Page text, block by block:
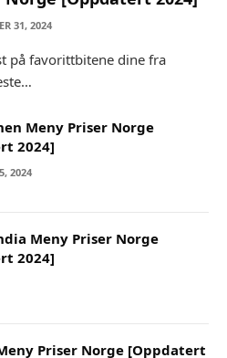
31, 2024
på favorittbitene dine fra
Meny Priser Norge
2024]
2024
Meny Priser Norge
2024]
Priser Norge [Oppdatert